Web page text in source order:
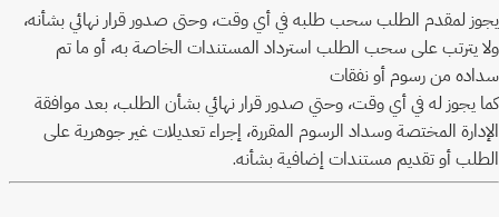
يجوز لمقدم الطلب سحب طلبه في أي وقت، وحتى صدور قرار نهائي بشأنه،
ولا يترتب على سحب الطلب استرداد المستندات الخاصة به، أو ما تم
سداده من رسوم أو نفقات
كما يجوز له في أي وقت، وحتي صدور قرار نهائي بشأن الطلب، بعد موافقة
الإدارة المختصة وسداد الرسوم المقررة، إجراء تعديلات غير جوهرية على
الطلب أو تقديم مستندات إضافية بشأنه.